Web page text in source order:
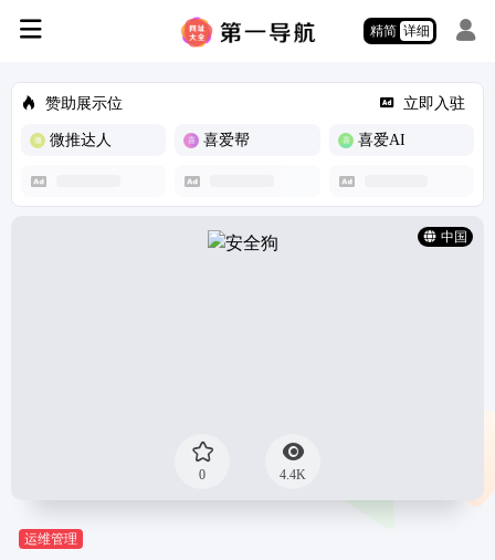
精简 详细
赞助展示位 立即入驻
微推达人 喜爱帮 喜爱AI
中国
0 4.4K
运维管理